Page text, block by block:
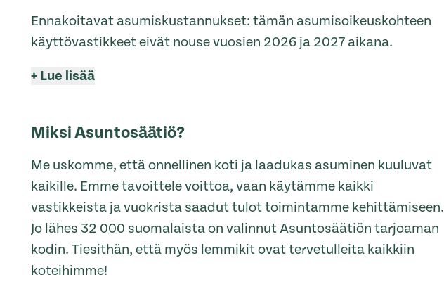
Ennakoitavat asumiskustannukset: tämän asumisoikeuskohteen
käyttövastikkeet eivät nouse vuosien 2026 ja 2027 aikana.
+ Lue lisää
Miksi Asuntosäätiö?
Me uskomme, että onnellinen koti ja laadukas asuminen kuuluvat
kaikille. Emme tavoittele voittoa, vaan käytämme kaikki
vastikkeista ja vuokrista saadut tulot toimintamme kehittämiseen.
Jo lähes 32 000 suomalaista on valinnut Asuntosäätiön tarjoaman
kodin. Tiesithän, että myös lemmikit ovat tervetulleita kaikkiin
koteihimme!